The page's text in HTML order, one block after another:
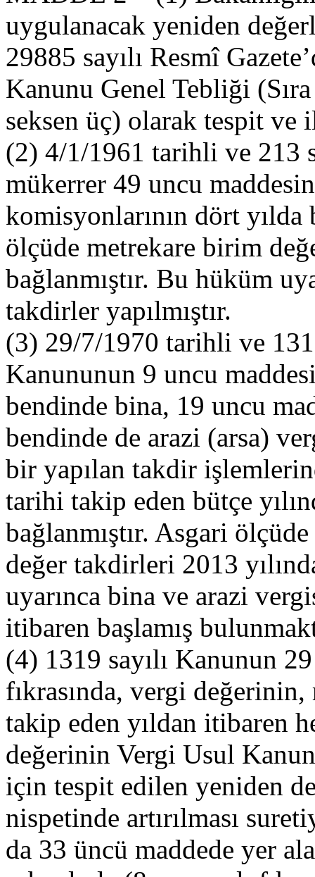
uygulanacak yeniden
29885 sayılı Resmî
Kanunu Genel Tebliği
seksen üç) olarak tespit ve
(2) 4/1/1961 tarihli ve 213
mükerrer 49 uncu
komisyonlarının dört
ölçüde metrekare birim
bağlanmıştır. Bu hüküm
takdirler yapılmıştır.
(3) 29/7/1970 tarihli ve
Kanununun 9 uncu
bendinde bina, 19 uncu
bendinde de arazi (arsa)
bir yapılan takdir
tarihi takip eden bütçe
bağlanmıştır. Asgari
değer takdirleri 2013
uyarınca bina ve arazi
itibaren başlamış
(4) 1319 sayılı Kanunun
fıkrasında, vergi
takip eden yıldan itibaren
değerinin Vergi Usul
için tespit edilen yeniden
nispetinde artırılması
da 33 üncü maddede yer